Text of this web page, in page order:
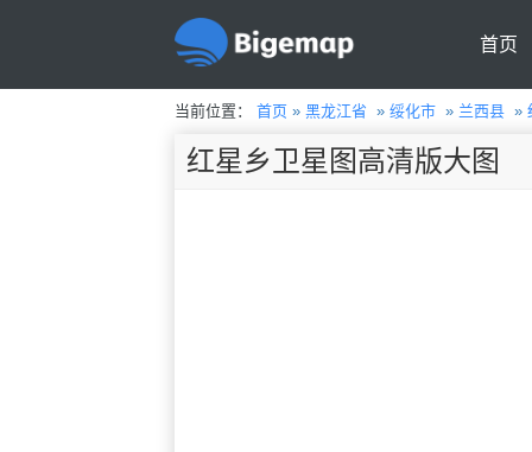
首页
当前位置： 首页» 黑龙江省 » 绥化市» 兰西县»
红星乡卫星图高清版大图